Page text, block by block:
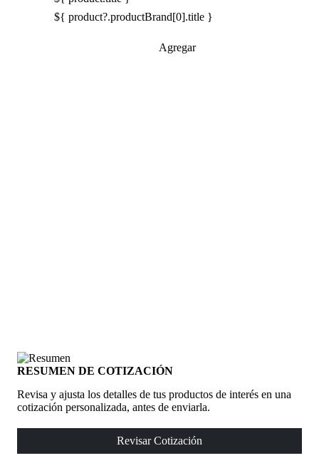
${ product?.productBrand[0].title }
Agregar
RESUMEN DE COTIZACIÓN
Revisa y ajusta los detalles de tus productos de interés en una
cotización personalizada, antes de enviarla.
Revisar Cotización